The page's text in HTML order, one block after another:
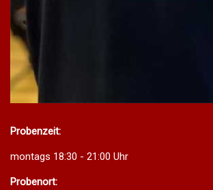
Probenzeit:
montags 18:30 - 21:00 Uhr
Probenort: